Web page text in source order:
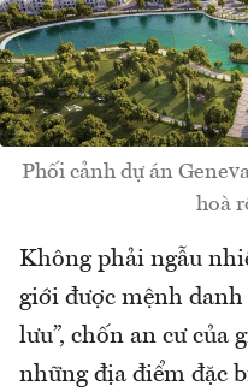
Phối cảnh dự án
hoà
Không phải ngẫu
giới được mệnh
lưu”, chốn an cư của
những địa điểm đặc